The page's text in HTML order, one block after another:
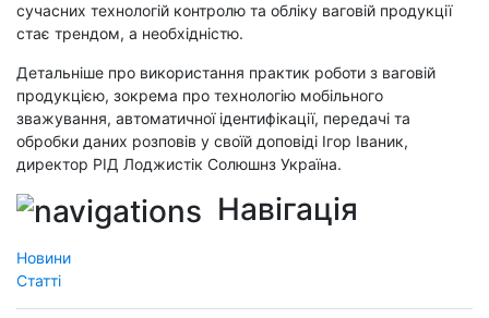
Навігація
Новини
Статті
сучасних технологій контролю та обліку ваговій продукції
стає трендом, а необхідністю.
Детальніше про використання практик роботи з ваговій
продукцією, зокрема про технологію мобільного
зважування, автоматичної ідентифікації, передачі та
обробки даних розповів у своїй доповіді Ігор Іваник,
директор РІД Лоджистік Солюшнз Україна.